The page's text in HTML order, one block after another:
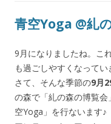
青空Yoga @糺
9月になりましたね。こ
も過ごしやすくなってい
さて、そんな季節の9月
の森で「糺の森の博覧
空Yoga」を行ないます♪